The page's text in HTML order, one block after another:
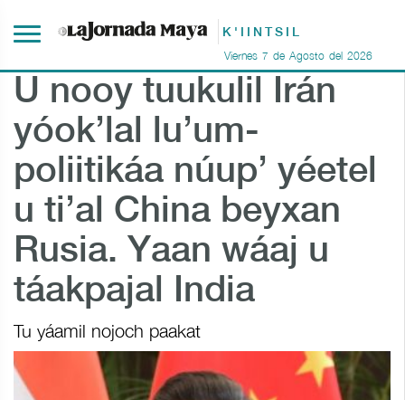
K'IINTSIL
Viernes 7 de Agosto del 2026
U nooy tuukulil Irán
yóok’lal lu’um-
poliitikáa núup’ yéetel
u ti’al China beyxan
Rusia. Yaan wáaj u
táakpajal India
Tu yáamil nojoch paakat